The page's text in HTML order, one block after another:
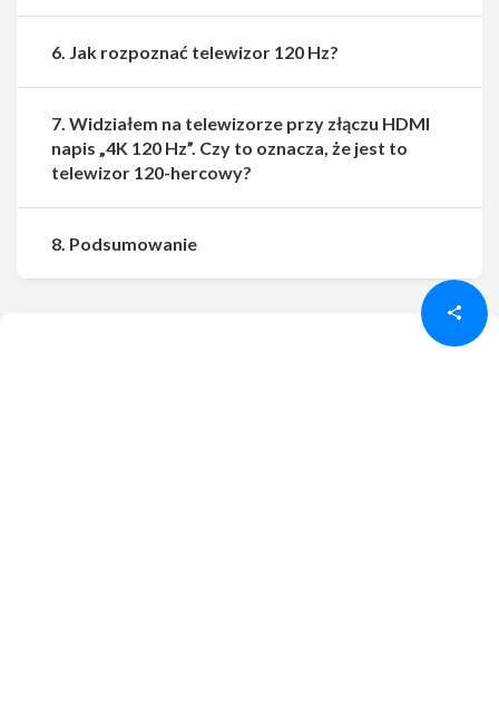
Udostępnij
6. Jak rozpoznać telewizor 120 Hz?
7. Widziałem na telewizorze przy złączu HDMI
napis „4K 120 Hz”. Czy to oznacza, że jest to
telewizor 120-hercowy?
8. Podsumowanie